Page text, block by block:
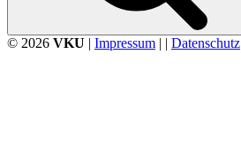
© 2026 VKU | Impressum | | Datenschutz